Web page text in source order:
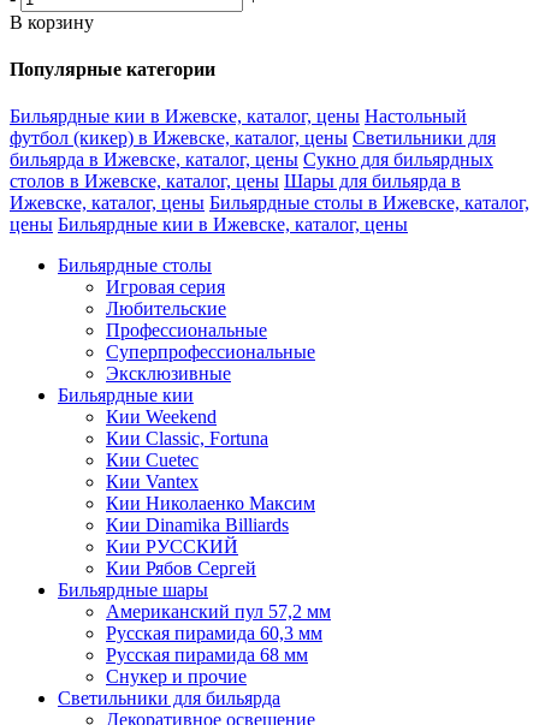
В корзину
Популярные категории
Бильярдные кии в Ижевске, каталог, цены Настольный
футбол (кикер) в Ижевске, каталог, цены Светильники для
бильярда в Ижевске, каталог, цены Сукно для бильярдных
столов в Ижевске, каталог, цены Шары для бильярда в
Ижевске, каталог, цены Бильярдные столы в Ижевске, каталог,
цены Бильярдные кии в Ижевске, каталог, цены
Бильярдные столы
Игровая серия
Любительские
Профессиональные
Суперпрофессиональные
Эксклюзивные
Бильярдные кии
Кии Weekend
Кии Classic, Fortuna
Кии Cuetec
Кии Vantex
Кии Николаенко Максим
Кии Dinamika Billiards
Кии РУССКИЙ
Кии Рябов Сергей
Бильярдные шары
Американский пул 57,2 мм
Русская пирамида 60,3 мм
Русская пирамида 68 мм
Снукер и прочие
Светильники для бильярда
Декоративное освещение